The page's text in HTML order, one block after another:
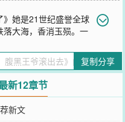
》她是21世纪盛誉全球
大海，香消玉殒。一
。时光如梭，好不容易熬过
苦海，又被迫陷入“狼窝”——
人丢到家了。被胁迫之下只
报仇十
去》还不错的话请不要忘记向
复制分享
新12章节
新文